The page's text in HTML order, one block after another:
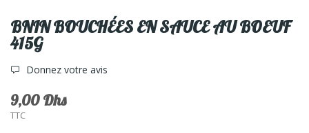
BNIN BOUCHÉES EN SAUCE AU BOEUF
415G
Donnez votre avis
9,00 Dhs
TTC